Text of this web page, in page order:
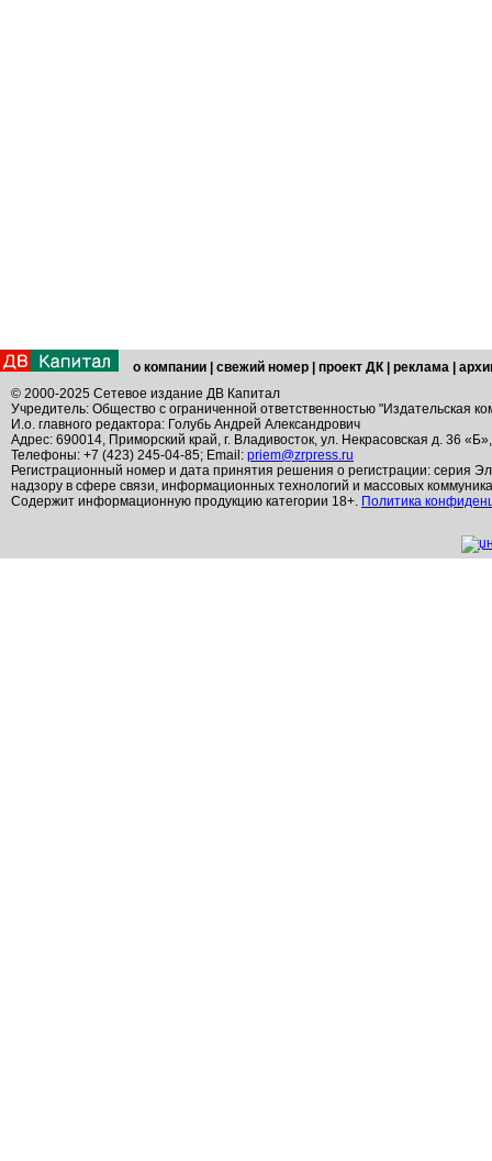
о компании свежий номер проект ДК реклама
© 2000-2025 Сетевое издание ДВ Капитал
Учредитель: Общество с ограниченной ответственностью "Издательская
И.о. главного редактора: Голубь Андрей Александрович
Адрес: 690014, Приморский край, г. Владивосток, ул. Некрасовская д. 36
Телефоны: +7 (423) 245-04-85; Email: priem@zrpress.ru
Регистрационный номер и дата принятия решения о регистрации: серия
надзору в сфере связи, информационных технологий и массовых
Содержит информационную продукцию категории 18+. Политика